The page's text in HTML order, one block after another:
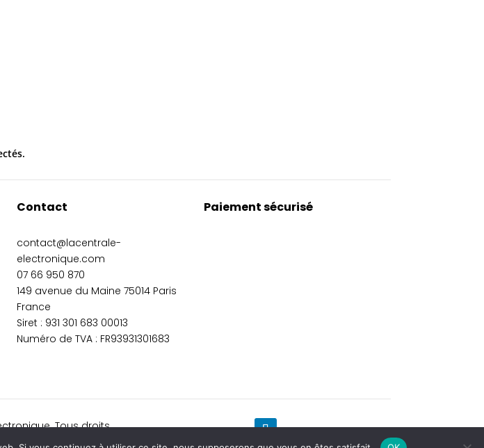
Contact
contact@lacentrale-
electronique.com
07 66 950 870
149 avenue du Maine 75014 Paris
France
Siret : 931 301 683 00013
Numéro de TVA : FR93931301683
Paiement sécurisé
Tous droits